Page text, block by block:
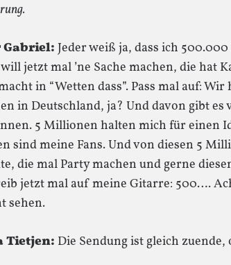
Gabriel: Jeder weiß ja, dass ich
jetzt mal ’ne Sache machen, die hat
in “Wetten dass”. Pass mal auf:
in Deutschland, ja? Und davon gibt
5 Millionen halten mich für einen
sind meine Fans. Und von diesen 5
die mal Party machen und gerne
jetzt mal auf meine Gitarre: 500….
sehen.
Tietjen: Die Sendung ist gleich zuende,